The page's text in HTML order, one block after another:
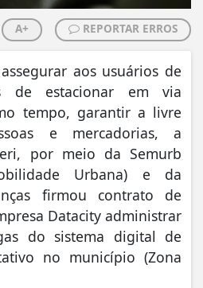
A+ REPORTAR ERROS
aos usuários de
de estacionar em via
tempo, garantir a livre
e mercadorias, a
por meio da Semurb
Urbana) e da
firmou contrato de
Datacity administrar
do sistema digital de
no município (Zona